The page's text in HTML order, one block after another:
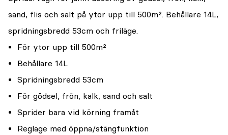
sand, flis och salt på ytor upp till 500m². Behållare 14L,
spridningsbredd 53cm och friläge.
För ytor upp till 500m²
Behållare 14L
Spridningsbredd 53cm
För gödsel, frön, kalk, sand och salt
Sprider bara vid körning framåt
Reglage med öppna/stängfunktion